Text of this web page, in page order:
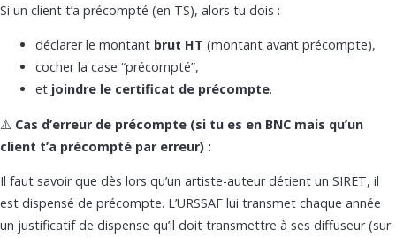
Si un client t’a précompté (en TS), alors tu dois :
déclarer le montant brut HT (montant avant précompte),
cocher la case “précompté”,
et joindre le certificat de précompte.
⚠️ Cas d’erreur de précompte (si tu es en BNC mais qu’un
client t’a précompté par erreur) :
Il faut savoir que dès lors qu’un artiste-auteur détient un SIRET, il
est dispensé de précompte. L’URSSAF lui transmet chaque année
un justificatif de dispense qu’il doit transmettre à ses diffuseur (sur